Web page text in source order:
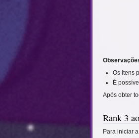
Os itens
É
Após obter
Rank 3
Para iniciar